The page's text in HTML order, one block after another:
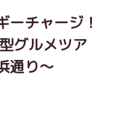
ーチャージ！
グルメツア
通り～